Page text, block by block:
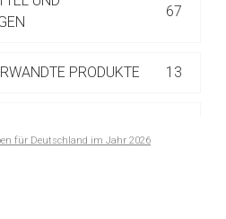
67
PRODUKTE 13
PERITONEALDIALYSE
für Deutschland im Jahr 2026